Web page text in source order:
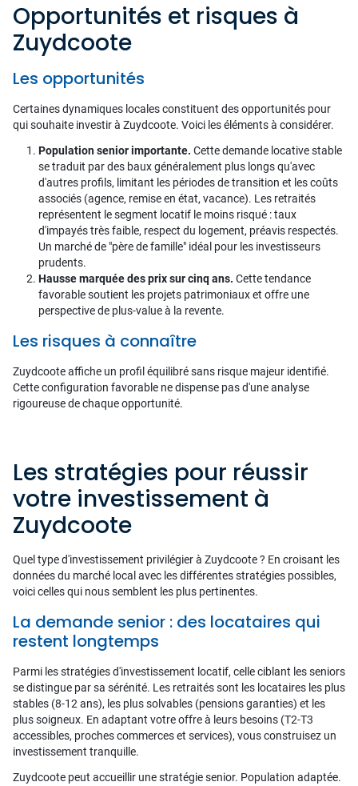
Opportunités et risques à
Zuydcoote
Les opportunités
Certaines dynamiques locales constituent des opportunités pour
qui souhaite investir à Zuydcoote. Voici les éléments à considérer.
Population senior importante. Cette demande locative stable
se traduit par des baux généralement plus longs qu'avec
d'autres profils, limitant les périodes de transition et les coûts
associés (agence, remise en état, vacance). Les retraités
représentent le segment locatif le moins risqué : taux
d'impayés très faible, respect du logement, préavis respectés.
Un marché de "père de famille" idéal pour les investisseurs
prudents.
Hausse marquée des prix sur cinq ans. Cette tendance
favorable soutient les projets patrimoniaux et offre une
perspective de plus-value à la revente.
Les risques à connaître
Zuydcoote affiche un profil équilibré sans risque majeur identifié.
Cette configuration favorable ne dispense pas d'une analyse
rigoureuse de chaque opportunité.
Les stratégies pour réussir
votre investissement à
Zuydcoote
Quel type d'investissement privilégier à Zuydcoote ? En croisant les
données du marché local avec les différentes stratégies possibles,
voici celles qui nous semblent les plus pertinentes.
La demande senior : des locataires qui
restent longtemps
Parmi les stratégies d'investissement locatif, celle ciblant les seniors
se distingue par sa sérénité. Les retraités sont les locataires les plus
stables (8-12 ans), les plus solvables (pensions garanties) et les
plus soigneux. En adaptant votre offre à leurs besoins (T2-T3
accessibles, proches commerces et services), vous construisez un
investissement tranquille.
Zuydcoote peut accueillir une stratégie senior. Population adaptée.